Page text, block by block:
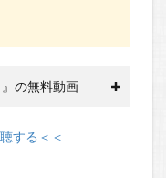
の無料動画
する＜＜